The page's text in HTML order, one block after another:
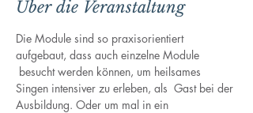
Über die Veranstaltung
Die Module sind so praxisorientiert
aufgebaut, dass auch einzelne Module
besucht werden können, um heilsames
Singen intensiver zu erleben, als  Gast bei der
Ausbildung. Oder um mal in ein